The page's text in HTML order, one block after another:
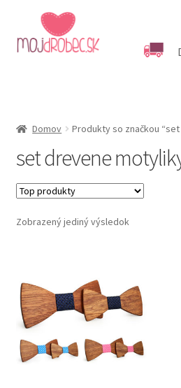
Preskočiť
na
navigáciu
Preskočiť
na
obsah
Podľa veku
Kategórie produktov
Dôležité informácie
Domov Produkty so značkou
set drevene
Zobrazený jediný výsledok